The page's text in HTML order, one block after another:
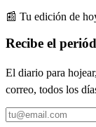
📰 Tu edición de
Recibe el
El diario para
correo, todos los